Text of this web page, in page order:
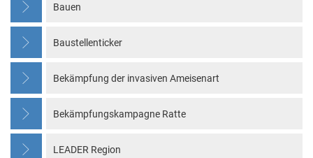
Bauen
Baustellenticker
Bekämpfung der invasiven Ameisenart
Bekämpfungskampagne Ratte
LEADER Region